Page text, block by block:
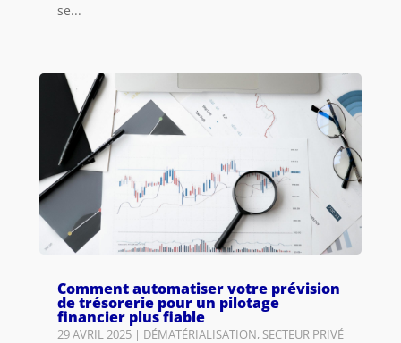
se...
Comment automatiser votre prévision
de trésorerie pour un pilotage
financier plus fiable
29 AVRIL 2025| DÉMATÉRIALISATION, SECTEUR PRIVÉ